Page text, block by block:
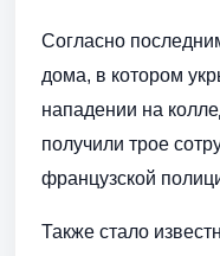
Согласно
дома, в котором
нападении на
получили трое
французской
Также стало